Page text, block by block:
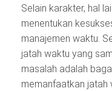
Selain karakter, hal
menentukan
manajemen waktu.
jatah waktu yang
masalah adalah
memanfaatkan jatah